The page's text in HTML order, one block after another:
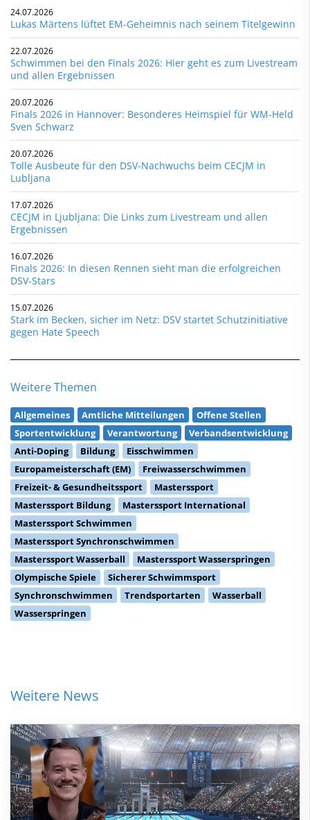
24.07.2026
Lukas Märtens lüftet EM-Geheimnis nach seinem Titelgewinn
22.07.2026
Schwimmen bei den Finals 2026: Hier geht es zum Livestream
und allen Ergebnissen
20.07.2026
Finals 2026 in Hannover: Besonderes Heimspiel für WM-Held
Sven Schwarz
20.07.2026
Tolle Ausbeute für den DSV-Nachwuchs beim CECJM in
Lubljana
17.07.2026
CECJM in Ljubljana: Die Links zum Livestream und allen
Ergebnissen
16.07.2026
Finals 2026: In diesen Rennen sieht man die erfolgreichen
DSV-Stars
15.07.2026
Stark im Becken, sicher im Netz: DSV startet Schutzinitiative
gegen Hate Speech
Weitere Themen
Allgemeines Amtliche Mitteilungen
Offene Stellen
Sportentwicklung
Verantwortung
Verbandsentwicklung
Anti-Doping
Bildung
Eisschwimmen
Europameisterschaft (EM)
Freiwasserschwimmen
Freizeit- & Gesundheitssport
Masterssport
Masterssport Bildung
Masterssport International
Masterssport Schwimmen
Masterssport Synchronschwimmen
Masterssport Wasserball
Masterssport Wasserspringen
Olympische Spiele
Sicherer Schwimmsport
Synchronschwimmen
Trendsportarten
Wasserball
Wasserspringen
Weitere News